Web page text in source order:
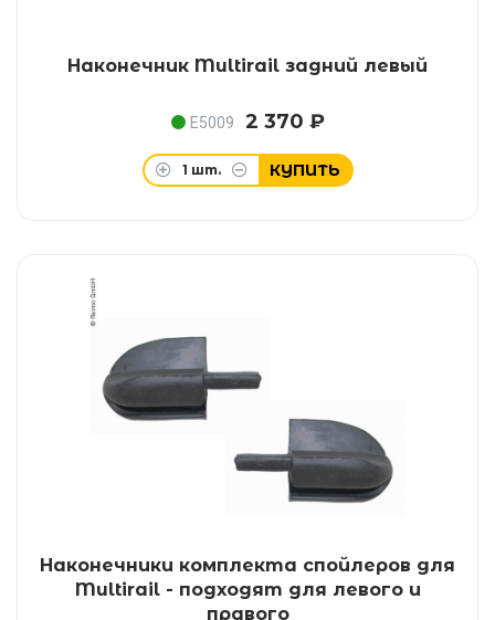
Наконечник Multirail задний левый
E5009 2 370 ₽
1 шт. КУПИТЬ
Наконечники комплекта спойлеров для
Multirail - подходят для левого и
правого